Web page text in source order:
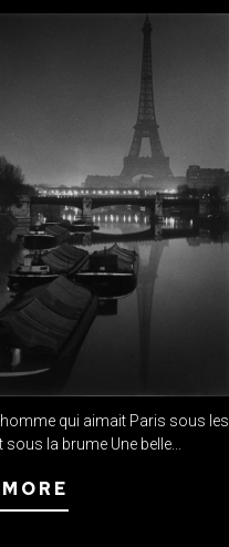
qui aimait Paris sous les
sous la brume Une belle...